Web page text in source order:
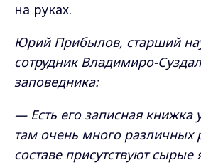
на руках.
Юрий Прибылов, старший
сотрудник Владимиро-
заповедника:
— Есть его записная книжка
там очень много различных
составе присутствуют